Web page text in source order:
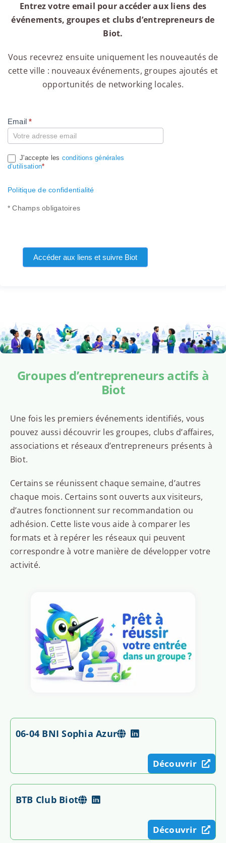
Entrez votre email pour accéder aux liens des
événements, groupes et clubs d’entrepreneurs de
Biot.
Vous recevrez ensuite uniquement les nouveautés de
cette ville : nouveaux événements, groupes ajoutés et
opportunités de networking locales.
Compte
Email*
J'accepte les conditions générales
d’utilisation*
Politique de confidentialité
* Champs obligatoires
Accéder aux liens et suivre Biot
Groupes d’entrepreneurs actifs à
Biot
Une fois les premiers événements identifiés, vous
pouvez aussi découvrir les groupes, clubs d’affaires,
associations et réseaux d’entrepreneurs présents à
Biot.
Certains se réunissent chaque semaine, d’autres
chaque mois. Certains sont ouverts aux visiteurs,
d’autres fonctionnent sur recommandation ou
adhésion. Cette liste vous aide à comparer les
formats et à repérer les réseaux qui peuvent
correspondre à votre manière de développer votre
activité.
06-04 BNI Sophia Azur
Découvrir
BTB Club Biot
Découvrir